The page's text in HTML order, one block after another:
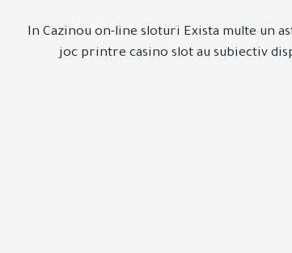
In Cazinou on-line sloturi Exista multe un
joc printre casino slot au subiectiv